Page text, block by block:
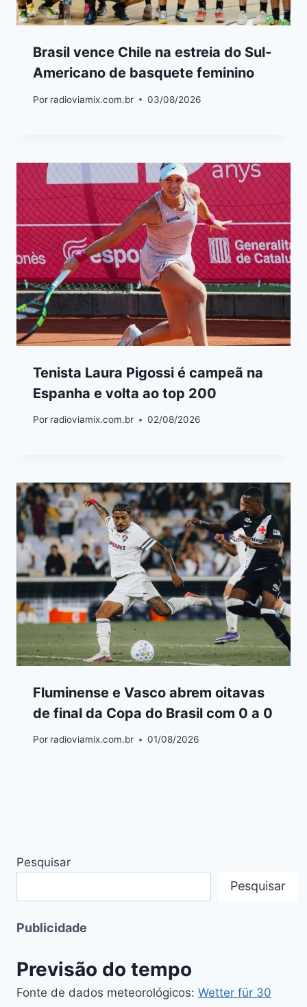
Brasil vence Chile na estreia do Sul-
Americano de basquete feminino
Por radioviamix.com.br 03/08/2026
Tenista Laura Pigossi é campeã na
Espanha e volta ao top 200
Por radioviamix.com.br 02/08/2026
Fluminense e Vasco abrem oitavas
de final da Copa do Brasil com 0 a 0
Por radioviamix.com.br 01/08/2026
Pesquisar
Pesquisar
Publicidade
Previsão do tempo
Fonte de dados meteorológicos: Wetter für 30